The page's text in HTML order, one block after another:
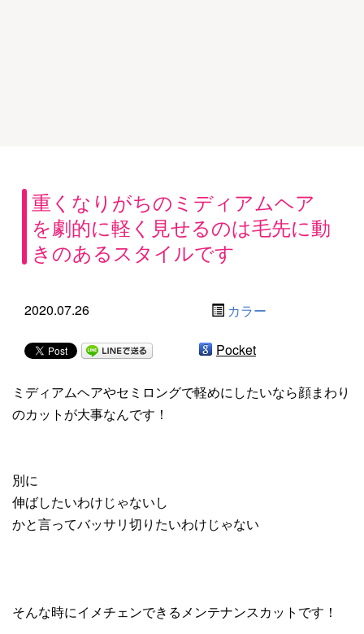
重くなりがちのミディアムヘア
を劇的に軽く見せるのは毛先に動
きのあるスタイルです
2020.07.26 カラー
Pocket
ミディアムヘアやセミロングで軽めにしたいなら顔まわり
のカットが大事なんです！
別に
伸ばしたいわけじゃないし
かと言ってバッサリ切りたいわけじゃない
そんな時にイメチェンできるメンテナンスカットです！